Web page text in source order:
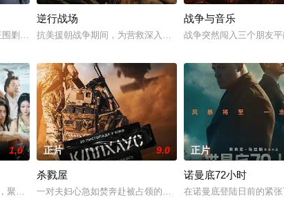
年1月，正是南方一年中最湿冷的季节，长途跋涉的红军来到赤水河
剿八路军根据地。少女李玉梅与嫂子韩振英冒死救下重伤战士，以
逆行战场
抗美援朝战争期间，为营救深入敌后执行侦察任务而被敌军
战争与音乐
战争突然闯入三个朋友
盛教的真实事迹改编。参与抗美援朝战争的罗盛教是侦察连的一位文
1.0
聚焦楚国名将庄蹻的传奇人生，展现了一位英雄在乱世中的艰难抉择
正片 9.0
杀戮屋
一对夫妇心急如焚奔赴被占领的边境领土，拼尽全力营救遭
正片
诺曼底72小时
在诺曼底登陆日前的紧